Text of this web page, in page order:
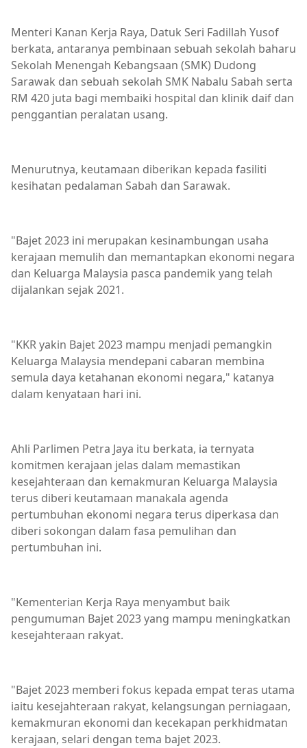
Menteri Kanan Kerja Raya, Datuk Seri Fadillah Yusof
berkata, antaranya pembinaan sebuah sekolah baharu
Sekolah Menengah Kebangsaan (SMK) Dudong
Sarawak dan sebuah sekolah SMK Nabalu Sabah serta
RM 420 juta bagi membaiki hospital dan klinik daif dan
penggantian peralatan usang.
Menurutnya, keutamaan diberikan kepada fasiliti
kesihatan pedalaman Sabah dan Sarawak.
"Bajet 2023 ini merupakan kesinambungan usaha
kerajaan memulih dan memantapkan ekonomi negara
dan Keluarga Malaysia pasca pandemik yang telah
dijalankan sejak 2021.
"KKR yakin Bajet 2023 mampu menjadi pemangkin
Keluarga Malaysia mendepani cabaran membina
semula daya ketahanan ekonomi negara," katanya
dalam kenyataan hari ini.
Ahli Parlimen Petra Jaya itu berkata, ia ternyata
komitmen kerajaan jelas dalam memastikan
kesejahteraan dan kemakmuran Keluarga Malaysia
terus diberi keutamaan manakala agenda
pertumbuhan ekonomi negara terus diperkasa dan
diberi sokongan dalam fasa pemulihan dan
pertumbuhan ini.
"Kementerian Kerja Raya menyambut baik
pengumuman Bajet 2023 yang mampu meningkatkan
kesejahteraan rakyat.
"Bajet 2023 memberi fokus kepada empat teras utama
iaitu kesejahteraan rakyat, kelangsungan perniagaan,
kemakmuran ekonomi dan kecekapan perkhidmatan
kerajaan, selari dengan tema bajet 2023.